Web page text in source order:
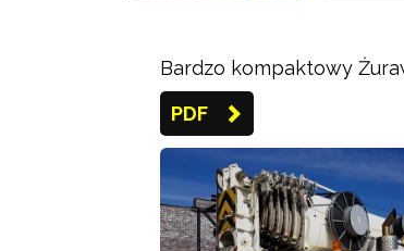
Bardzo kompaktowy
PDF